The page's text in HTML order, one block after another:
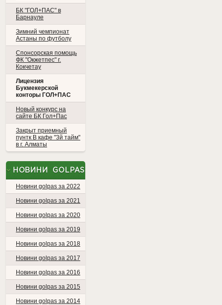
БК "ГОЛ+ПАС" в
Барнауле
Зимний чемпионат
Астаны по футболу
Спонсорская помощь
ФК "Окжетпес" г.
Кокчетау
Лицензия
Букмекерской
конторы ГОЛ+ПАС
Новый конкурс на
сайте БК Гол+Пас
Закрыт приемный
пунтк В кафе "3й тайм"
в г. Алматы
НОВИНИ GOLPAS
Новини golpas за 2022
Новини golpas за 2021
Новини golpas за 2020
Новини golpas за 2019
Новини golpas за 2018
Новини golpas за 2017
Новини golpas за 2016
Новини golpas за 2015
Новини golpas за 2014